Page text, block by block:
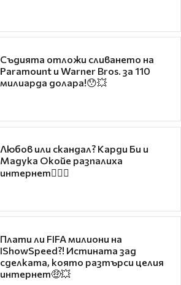
Съдията отложи сливането на
Paramount и Warner Bros. за 110
милиарда долара!😯💥
Любов или скандал? Карди Би и
Мадука Окойе разпалиха
интернет❤️‍🔥🔥
Плати ли FIFA милиони на
IShowSpeed?! Истината зад
сделката, която разтърси целия
интернет🤑💥